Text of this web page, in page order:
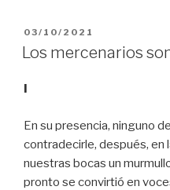
PUBLICADO
EL
03/10/2021
Los mercenarios
I
En su presencia, ninguno
contradecirle, después, en
nuestras bocas un
pronto se convirtió en